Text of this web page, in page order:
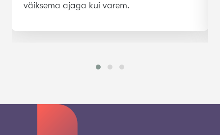
väiksema ajaga kui varem.